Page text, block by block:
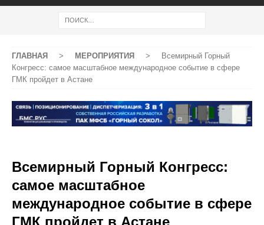
ГЛАВНАЯ > МЕРОПРИЯТИЯ >
Всемирный Горный
Конгресс: самое масштабное международное событие в сфере
ГМК пройдет в Астане
Всемирный Горный Конгресс:
самое масштабное
международное событие в сфере
ГМК пройдет в Астане